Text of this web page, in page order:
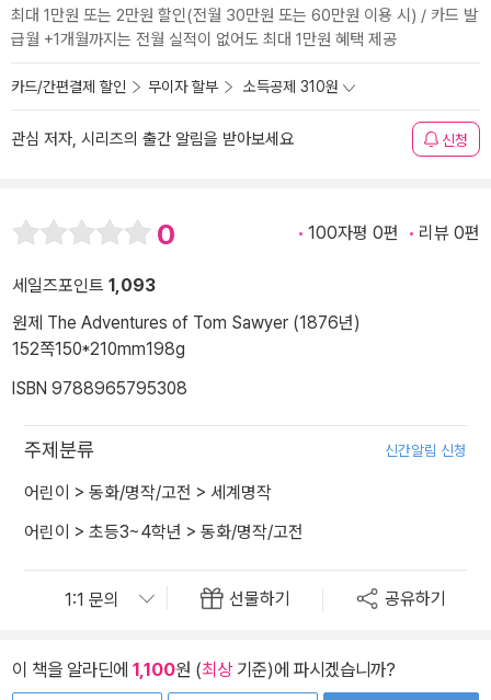
최대 1만원 또는 2만원 할인(전월 30만원 또는 60만원 이용 시) / 카드 발
급월 +1개월까지는 전월 실적이 없어도 최대 1만원 혜택 제공
카드/간편결제 할인 무이자 할부 소득공제 310원
관심 저자, 시리즈의 출간 알림을 받아보세요 신청
0 100자평 0편 리뷰 0편
세일즈포인트 1,093
원제 The Adventures of Tom Sawyer (1876년)
152쪽150*210mm198g
ISBN 9788965795308
주제분류 신간알림 신청
어린이 > 동화/명작/고전 > 세계명작
어린이 > 초등3~4학년 > 동화/명작/고전
선물하기 공유하기
이 책을 알라딘에 1,100원 (최상기준)에 파시겠습니까?